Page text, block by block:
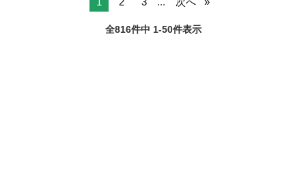
全816件中 1-50件表示